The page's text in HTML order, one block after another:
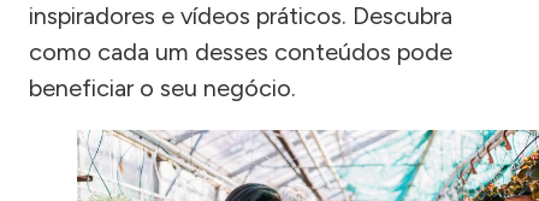
inspiradores e vídeos práticos. Descubra
como cada um desses conteúdos pode
beneficiar o seu negócio.